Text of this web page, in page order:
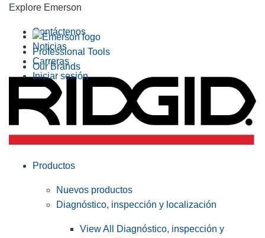
Explore Emerson
Professional Tools
Our Brands
Contáctenos
Noticias
Carreras
Iniciar sesión
Productos
Nuevos productos
Diagnóstico, inspección y localización
View All Diagnóstico, inspección y